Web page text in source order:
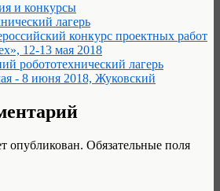
и конкурсы
лагерь
конкурс проектных работ
12-13 мая 2018
робототехнический лагерь
- 8 июня 2018, Жуковский
опубликован. Обязательные поля